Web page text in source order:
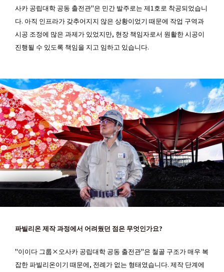
사카 공립대학 공동 출전관"은 민간 발주로는 제1호로 착공되었습니
다. 아직 인프라가 갖추어지지 않은 상황이었기 때문에 작업 구역과
시공 조정에 많은 과제가 있었지만, 현장 책임자로서 원활한 시공이
진행될 수 있도록 책임을 지고 임하고 있습니다.
――파빌리온 제작 과정에서 어려웠던 점은 무엇인가요?
"이이다 그룹×오사카 공립대학 공동 출전관"은 철골 구조가 매우 복
잡한 파빌리온이기 때문에, 전례가 없는 형태였습니다. 제작 단계에